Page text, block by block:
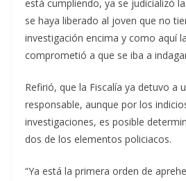
está cumpliendo, ya se judicializó
se haya liberado al joven que no
investigación encima y como aquí
comprometió a que se iba a
Refirió, que la Fiscalía ya detuvo a
responsable, aunque por los
investigaciones, es posible
dos de los elementos policiacos.
“Ya está la primera orden de